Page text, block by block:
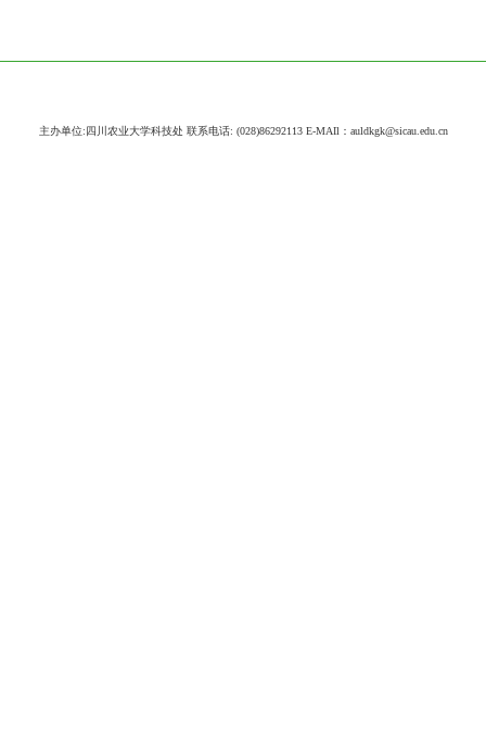
主办单位:四川农业大学科技处 联系电话: (028)86292113 E-MAIl：auldkgk@sicau.edu.cn